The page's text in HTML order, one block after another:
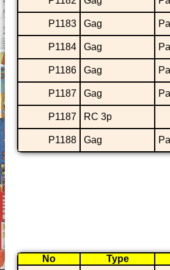
P1183 Gag
P1184 Gag
P1186 Gag
P1187 Gag
P1187 RC 3p
P1188 Gag
No Type